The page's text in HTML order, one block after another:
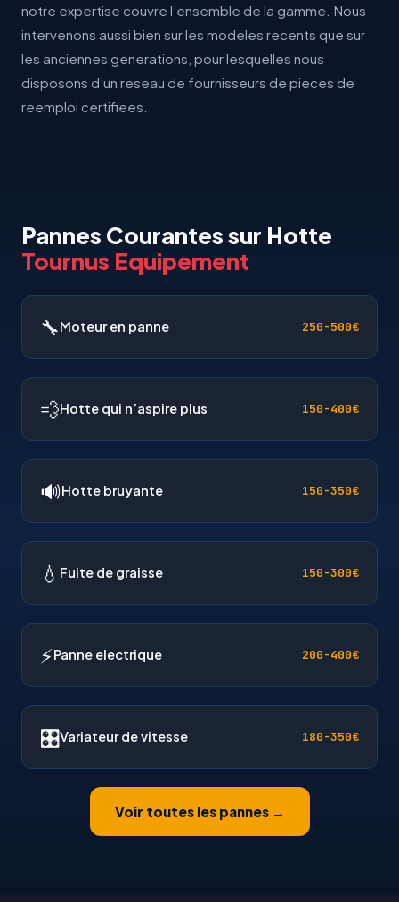
notre expertise couvre l’ensemble de la gamme. Nous
intervenons aussi bien sur les modeles recents que sur
les anciennes generations, pour lesquelles nous
disposons d’un reseau de fournisseurs de pieces de
reemploi certifiees.
Pannes Courantes sur Hotte
Tournus Equipement
🔧Moteur en panne 250-500€
💨Hotte qui n’aspire plus 150-400€
🔊Hotte bruyante 150-350€
💧 Fuite de graisse 150-300€
⚡Panne electrique 200-400€
🎛Variateur de vitesse 180-350€
Voir toutes les pannes →